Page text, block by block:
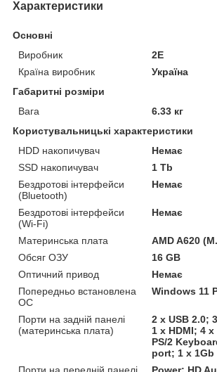
Характеристики
Основні
Виробник
2E
Країна виробник
Україна
Габаритні розміри
Вага
6.33 кг
Користувальницькі характеристики
HDD накопичувач
Немає
SSD накопичувач
1 Tb
Бездротові інтерфейси
(Bluetooth)
Немає
Бездротові інтерфейси
(Wi-Fi)
Немає
Материнська плата
AMD A620
Обсяг ОЗУ
16 GB
Оптичний привод
Немає
Попередньо встановлена
ОС
Windows 11
Порти на задній панелі
(материнська плата)
2 x USB 2.0;
1 x HDMI; 4
PS/2
port; 1 x 1Gb
Порти на передній панелі
Power; HD